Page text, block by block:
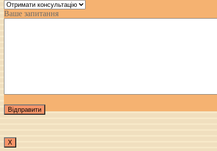
Ваше запитання
Х